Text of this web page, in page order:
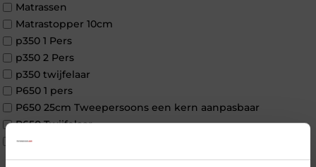
Matrassen
Matrastopper 10cm
p350 1 Pers
p350 2 Pers
p350 twijfelaar
P650 1 pers
P650 25cm Tweepersoons een kern aanpasbaar
P650 Twijfelaar
Toppers
Maatvoering